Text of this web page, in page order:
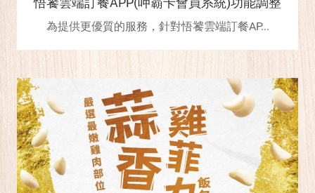
為提供更優質的服務，針對悟饕雲端訂餐AP...